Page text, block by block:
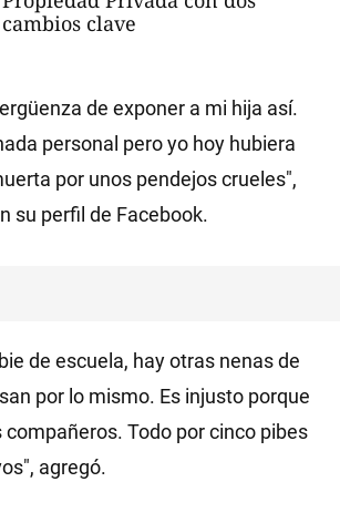
cambios clave
de exponer a mi hija así.
personal pero yo hoy hubiera
por unos pendejos crueles",
su perfil de Facebook.
de escuela, hay otras nenas de
por lo mismo. Es injusto porque
compañeros. Todo por cinco pibes
agregó.